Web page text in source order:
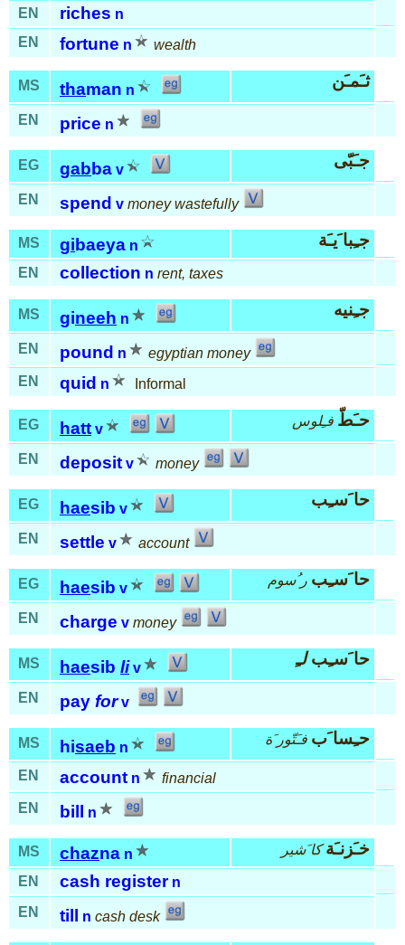
EN
riches n
EN
fortune n wealth
MS thaman n ثـَمـَن
EN price n
EG gabba v جـَبّى
EN spend v money wastefully
MS gibaeya n جـِبا َيـَة
EN collection n rent, taxes
MS gineeh n جـِنيه
EN pound n
egyptian money
EN
quid n Informal
EG hatt v حـَطّ فـِلوس
EN deposit v money
EG haesib v حا َسـِب
EN settle v account
EG haesib v حا َسـِب ر ُسوم
EN charge v money
MS haesib li v حا َسـِبلـِ
EN pay for v
MS hisaeb n حـِسا َب فـَتّور َة
EN account n
financial
EN
bill n
MS chazna n خـَزنـَة كا َشير
EN cash register n
EN
till n cash desk